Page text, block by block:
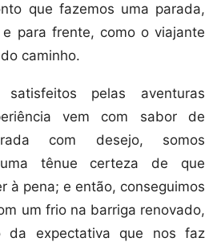
que fazemos uma parada,
para frente, como o viajante
caminho.
satisfeitos pelas aventuras
vem com sabor de
com desejo, somos
tênue certeza de que
à pena; e então, conseguimos
um frio na barriga renovado,
da expectativa que nos faz